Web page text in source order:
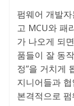
펌웨어 개발
고 MCU와 패
가 나오게 되
품들이 잘 동
정”을 거치게
지니어들과
본격적으로